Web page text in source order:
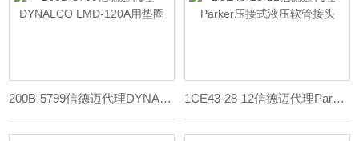
200B-5799信德迈代理DYNALCO LMD-120A用垫圈 1CE43-28-12信德迈代理Parker压接式液压软管接头